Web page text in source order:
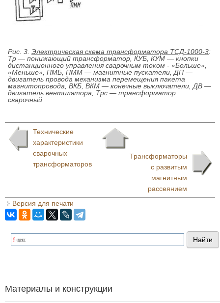
Рис. 3. Электрическая схема трансформатора ТСД-1000-3:
Тр — понижающий трансформатор, КУБ, КУМ — кнопки
дистанционного управления сварочным током - «Больше»,
«Меньше», ПМБ, ПММ — магнитные пускатели, ДП —
двигатель провода механизма перемещения пакета
магнитопровода, ВКБ, ВКМ — конечные выключатели, ДВ —
двигатель вентилятора, Трс — трансформатор
сварочный
Технические
характеристики
сварочных
трансформаторов
Трансформаторы
с развитым
магнитным
рассеянием
Версия для печати
Материалы и конструкции